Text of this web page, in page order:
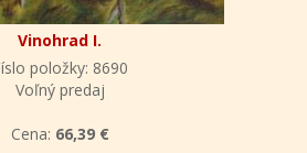
Vinohrad I.
položky: 8690
Voľný predaj
Cena: 66,39 €